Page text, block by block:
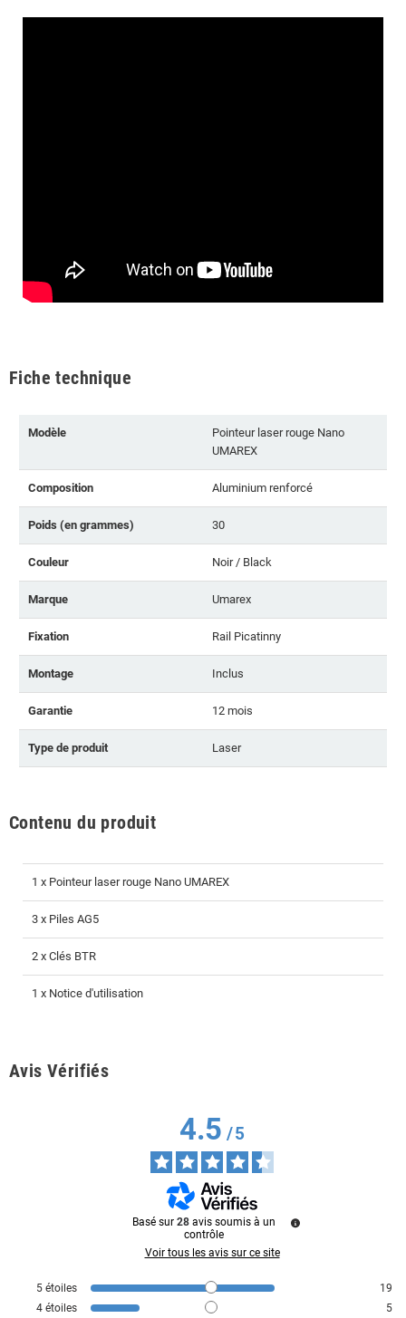
Fiche technique
Modèle
Pointeur laser rouge Nano
UMAREX
Composition Aluminium renforcé
Poids (en grammes) 30
Couleur Noir / Black
Marque Umarex
Fixation Rail Picatinny
Montage Inclus
Garantie 12 mois
Type de produit Laser
Contenu du produit
1 x Pointeur laser rouge Nano UMAREX
3 x Piles AG5
2 x Clés BTR
1 x Notice d'utilisation
Avis Vérifiés
4.5/5
Basé sur 28 avis soumis à un
contrôle
Voir tous les avis sur ce site
5 étoiles
19
4 étoiles 5